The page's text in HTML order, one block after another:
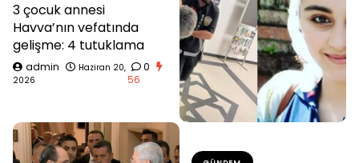
3 çocuk annesi
Havva’nın vefatında
gelişme: 4 tutuklama
admin
Haziran 20,
2026
0
56